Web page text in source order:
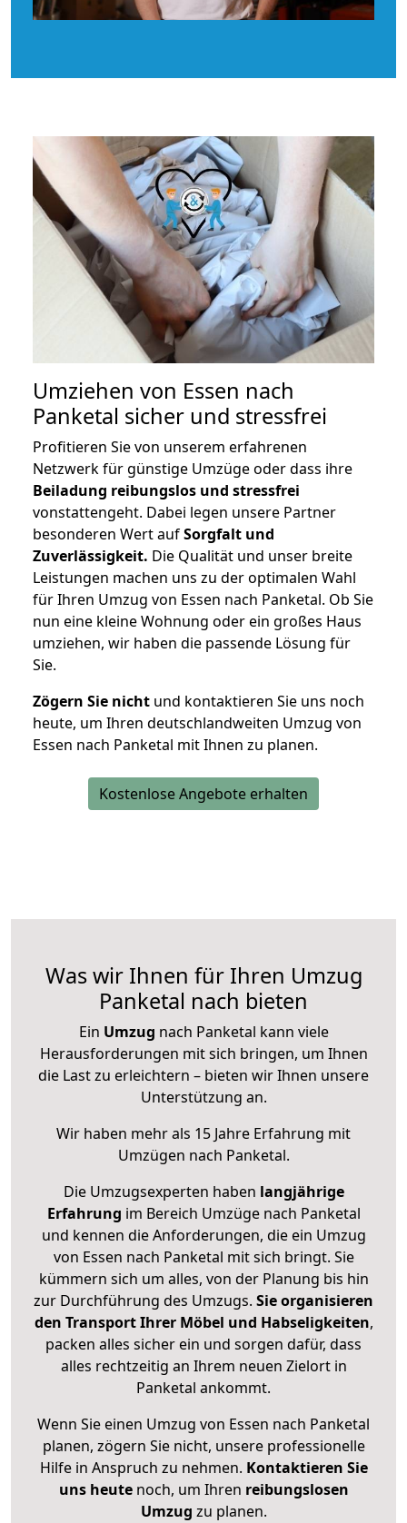
Umziehen von Essen nach
Panketal sicher und stressfrei
Profitieren Sie von unserem erfahrenen
Netzwerk für günstige Umzüge oder dass ihre
Beiladung reibungslos und stressfrei
vonstattengeht. Dabei legen unsere Partner
besonderen Wert aufSorgfalt und
Zuverlässigkeit. Die Qualität und unser breite
Leistungen machen uns zu der optimalen Wahl
für Ihren Umzug von Essen nach Panketal. Ob Sie
nun eine kleine Wohnung oder ein großes Haus
umziehen, wir haben die passende Lösung für
Sie.
Zögern Sie nicht und kontaktieren Sie uns noch
heute, um Ihren deutschlandweiten Umzug von
Essen nach Panketal mit Ihnen zu planen.
Kostenlose Angebote erhalten
Was wir Ihnen für Ihren Umzug
Panketal nach bieten
Ein Umzug nach Panketal kann viele
Herausforderungen mit sich bringen, um Ihnen
die Last zu erleichtern – bieten wir Ihnen unsere
Unterstützung an.
Wir haben mehr als 15 Jahre Erfahrung mit
Umzügen nach Panketal.
Die Umzugsexperten haben langjährige
Erfahrung im Bereich Umzüge nach Panketal
und kennen die Anforderungen, die ein Umzug
von Essen nach Panketal mit sich bringt. Sie
kümmern sich um alles, von der Planung bis hin
zur Durchführung des Umzugs. Sie organisieren
den Transport Ihrer Möbel und Habseligkeiten,
packen alles sicher ein und sorgen dafür, dass
alles rechtzeitig an Ihrem neuen Zielort in
Panketal ankommt.
Wenn Sie einen Umzug von Essen nach Panketal
planen, zögern Sie nicht, unsere professionelle
Hilfe in Anspruch zu nehmen. Kontaktieren Sie
uns heutenoch, um Ihren reibungslosen
Umzug zu planen.